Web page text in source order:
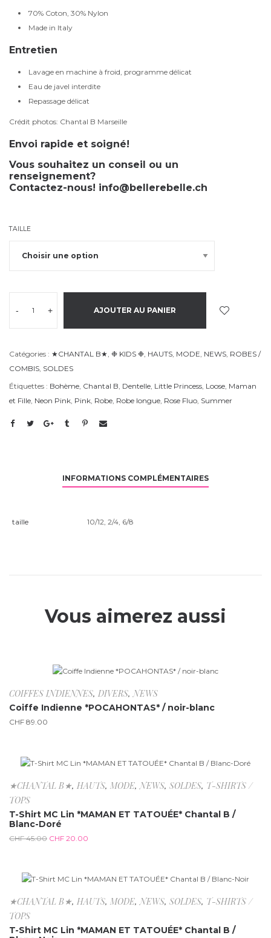
70% Coton, 30% Nylon
Made in Italy
Entretien
Lavage en machine à froid, programme délicat
Eau de javel interdite
Repassage délicat
Crédit photos: Chantal B Marseille
Envoi rapide et soigné!
Vous souhaitez un conseil ou un
renseignement?
Contactez-nous! info@bellerebelle.ch
TAILLE
- + AJOUTER AU PANIER
Catégories : ★CHANTAL B★ ❉ KIDS ❉ HAUTS MODE NEWS ROBES /
COMBIS SOLDES
Étiquettes : Bohème Chantal B Dentelle Little Princess Loose Maman
et Fille Neon Pink Pink Robe Robe longue Rose Fluo Summer
INFORMATIONS COMPLÉMENTAIRES
taille 10/12 2/4 6/8
Vous aimerez aussi
COIFFES INDIENNES, DIVERS,NEWS
Coiffe Indienne *POCAHONTAS* / noir-blanc
CHF 89.00
-55.6%
★CHANTAL B★, HAUTS, MODE, NEWS, SOLDES, T-SHIRTS /
TOPS
T-Shirt MC Lin *MAMAN ET TATOUÉE* Chantal B /
Blanc-Doré
CHF45.00 CHF 20.00
-55.6%
★CHANTAL B★, HAUTS, MODE,NEWS, SOLDES, T-SHIRTS /
TOPS
T-Shirt MC Lin *MAMAN ET TATOUÉE* Chantal B /